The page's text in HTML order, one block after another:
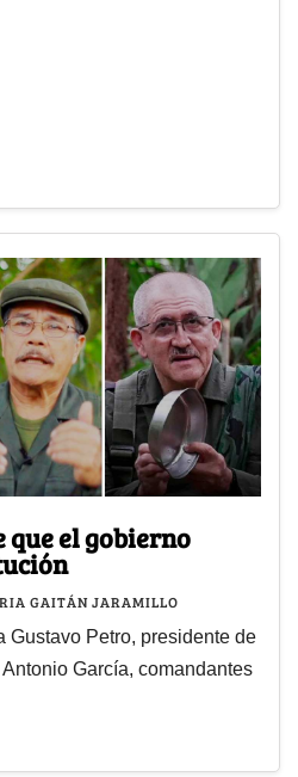
que el gobierno
GAITÁN JARAMILLO
Gustavo Petro, presidente de
García, comandantes